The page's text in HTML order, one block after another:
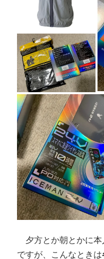
夕方とか朝とかに
ですが、こんなときは